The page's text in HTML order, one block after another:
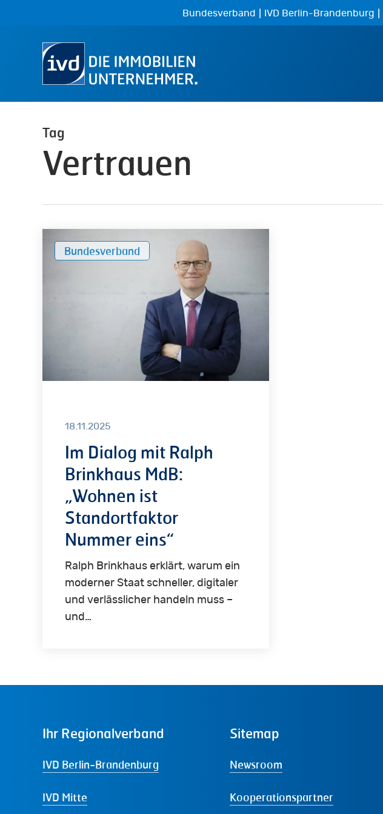
Bundesverband | IVD Berlin-Brandenburg |
Tag
Vertrauen
DialogBundesverband
18.11.2025
Im Dialog mit Ralph
Brinkhaus MdB:
„Wohnen ist
Standortfaktor
Nummer eins“
Ralph Brinkhaus erklärt, warum ein
moderner Staat schneller, digitaler
und verlässlicher handeln muss –
und…
Ihr Regionalverband
IVD Berlin-Brandenburg
IVD Mitte
Sitemap
Newsroom
Kooperationspartner